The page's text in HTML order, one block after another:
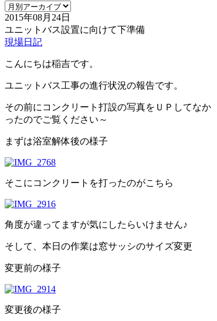
2015年08月24日
ユニットバス設置に向けて下準備
現場日記
こんにちは稲吉です。
ユニットバス工事の進行状況の報告です。
その前にコンクリート打設の写真をＵＰしてなか
ったのでご覧ください～
まずは浴室解体後の様子
そこにコンクリートを打ったのがこちら
角度が違ってますが気にしたらいけません♪
そして、本日の作業は窓サッシのサイズ変更
変更前の様子
変更後の様子